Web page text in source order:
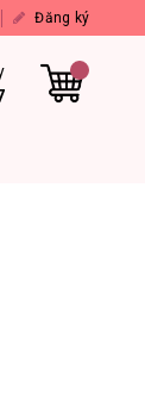
Đăng ký